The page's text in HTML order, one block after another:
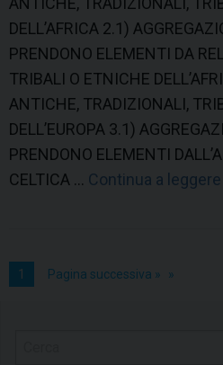
DELL’AFRICA 2.1)
PRENDONO ELEMENTI DA
TRIBALI O ETNICHE
ANTICHE, TRADIZIONALI,
DELL’EUROPA 3.1)
PRENDONO ELEMENTI
CELTICA … Continua a leggere
1 Pagina successiva »